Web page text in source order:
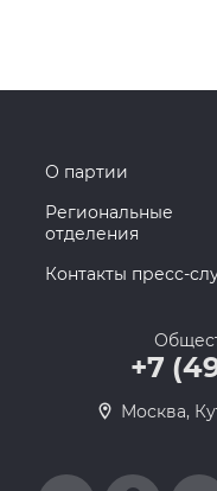
О партии
Региональные
отделения
Контакты пресс-
+7
Москва,